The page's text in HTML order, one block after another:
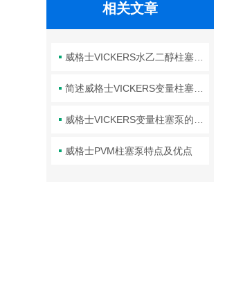
相关文章
威格士PVM柱塞泵特点及优点